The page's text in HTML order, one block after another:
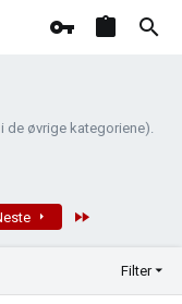
de øvrige kategoriene).
Filter